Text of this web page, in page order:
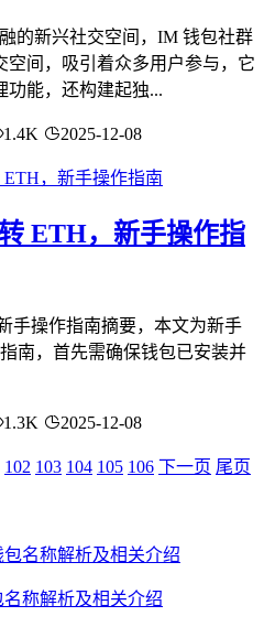
的新兴社交空间，IM 钱包社群
间，吸引着众多用户参与，它
功能，还构建起独...
1.4K 2025-12-08
ETH，新手操作指
手操作指南摘要，本文为新手
南，首先需确保钱包已安装并
1.3K 2025-12-08
102 103 104 105 106 下一页 尾页
称解析及相关介绍